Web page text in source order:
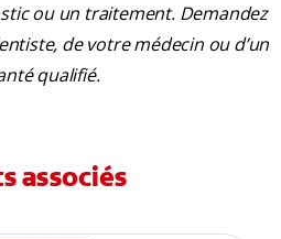
ou un traitement. Demandez
de votre médecin ou d’un
qualifié.
associés